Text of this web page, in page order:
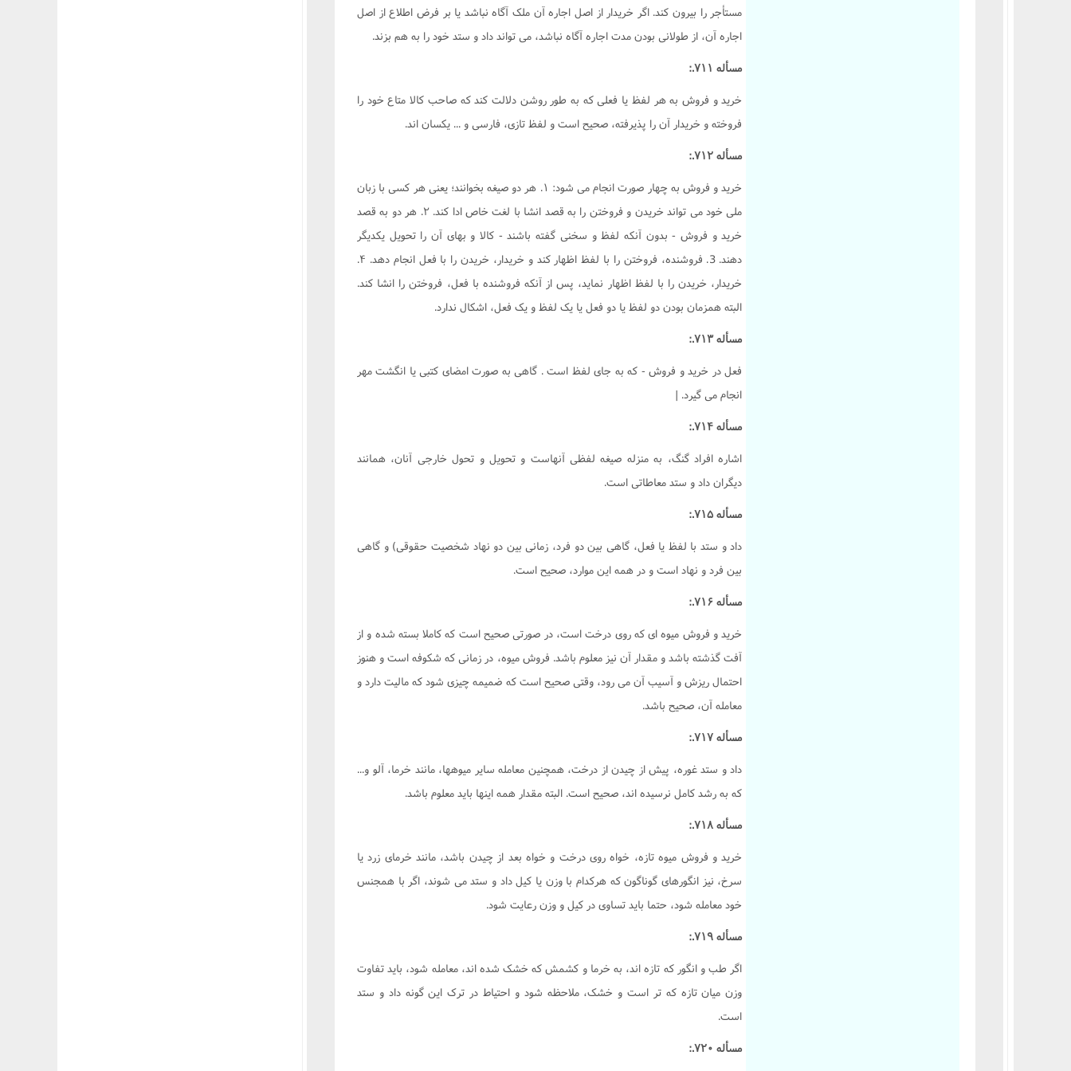
کتاب یمین
کتاب نذر
کتاب اطعمه و اشربه
کتاب غصب
کتاب لقطه
کتاب الارث
کتاب شهادات
کتاب حدود و تعزیرات
کتاب قصاص
احکام وقف و وصیت
مستأجر را بیرون کند. اگر خریدار از اصل اجاره آن ملک آگاه نباشد یا بر فرض اطلاع از اصل
اجاره آن، از طولانی بودن مدت اجاره آگاه نباشد، می تواند داد و ستد خود را به هم بزند.
مسأله ۷۱۱.:
خرید و فروش به هر لفظ یا فعلی که به طور روشن دلالت کند که صاحب کالا متاع خود را
فروخته و خریدار آن را پذیرفته، صحیح است و لفظ تازی، فارسی و ... یکسان اند.
مسأله ۷۱۲.:
خرید و فروش به چهار صورت انجام می شود: ۱. هر دو صیغه بخوانند؛ یعنی هر کسی با زبان
ملی خود می تواند خریدن و فروختن را به قصد انشا با لغت خاص ادا کند. ۲. هر دو به قصد
خرید و فروش - بدون آنکه لفظ و سخنی گفته باشند - کالا و بهای آن را تحویل یکدیگر
دهند. 3. فروشنده، فروختن را با لفظ اظهار کند و خریدار، خریدن را با فعل انجام دهد. ۴.
خریدار، خریدن را با لفظ اظهار نماید، پس از آنکه فروشنده با فعل، فروختن را انشا کند.
البته همزمان بودن دو لفظ یا دو فعل یا یک لفظ و یک فعل، اشکال ندارد.
مسأله ۷۱۳.:
فعل در خرید و فروش - که به جای لفظ است . گاهی به صورت امضای کتبی یا انگشت مهر
انجام می گیرد. |
مسأله ۷۱۴.:
اشاره افراد گنگ، به منزله صیغه لفظی آنهاست و تحویل و تحول خارجی آنان، همانند
دیگران داد و ستد معاطاتی است.
مسأله ۷۱۵.:
داد و ستد با لفظ یا فعل، گاهی بین دو فرد، زمانی بین دو نهاد شخصیت حقوقی) و گاهی
بین فرد و نهاد است و در همه این موارد، صحیح است.
مسأله ۷۱۶.:
خرید و فروش میوه ای که روی درخت است، در صورتی صحیح است که کاملا بسته شده و از
آفت گذشته باشد و مقدار آن نیز معلوم باشد. فروش میوه، در زمانی که شکوفه است و هنوز
احتمال ریزش و آسیب آن می رود، وقتی صحیح است که ضمیمه چیزی شود که مالیت دارد و
معامله آن، صحیح باشد.
مسأله ۷۱۷.:
داد و ستد غوره، پیش از چیدن از درخت، همچنین معامله سایر میوهها، مانند خرما، آلو و...
که به رشد کامل نرسیده اند، صحیح است. البته مقدار همه اینها باید معلوم باشد.
مسأله ۷۱۸.:
خرید و فروش میوه تازه، خواه روی درخت و خواه بعد از چیدن باشد، مانند خرمای زرد یا
سرخ، نیز انگورهای گوناگون که هرکدام با وزن یا کیل داد و ستد می شوند، اگر با همجنس
خود معامله شود، حتما باید تساوی در کیل و وزن رعایت شود.
مسأله ۷۱۹.:
اگر طب و انگور که تازه اند، به خرما و کشمش که خشک شده اند، معامله شود، باید تفاوت
وزن میان تازه که تر است و خشک، ملاحظه شود و احتیاط در ترک این گونه داد و ستد
است.
مسأله ۷۲۰.: